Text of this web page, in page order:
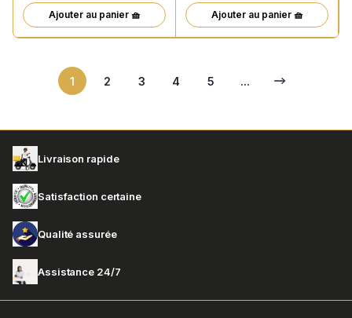
Ajouter au panier 🧺 Ajouter au panier 🧺
1 2 3 4 5 ...
Livraison rapide
Satisfaction certaine
Qualité assurée
Assistance 24/7